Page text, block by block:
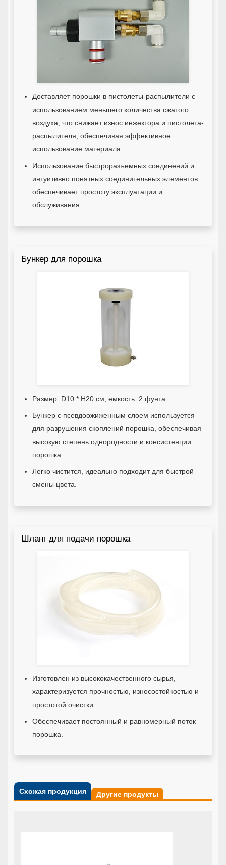
Доставляет порошки в пистолеты-распылители с
использованием меньшего количества сжатого
воздуха, что снижает износ инжектора и пистолета-
распылителя, обеспечивая эффективное
использование материала.
Использование быстроразъемных соединений и
интуитивно понятных соединительных элементов
обеспечивает простоту эксплуатации и
обслуживания.
Бункер для порошка
Размер: D10 * H20 см; емкость: 2 фунта
Бункер с псевдоожиженным слоем используется
для разрушения скоплений порошка, обеспечивая
высокую степень однородности и консистенции
порошка.
Легко чистится, идеально подходит для быстрой
смены цвета.
Шланг для подачи порошка
Изготовлен из высококачественного сырья,
характеризуется прочностью, износостойкостью и
простотой очистки.
Обеспечивает постоянный и равномерный поток
порошка.
Схожая продукция Другие продукты